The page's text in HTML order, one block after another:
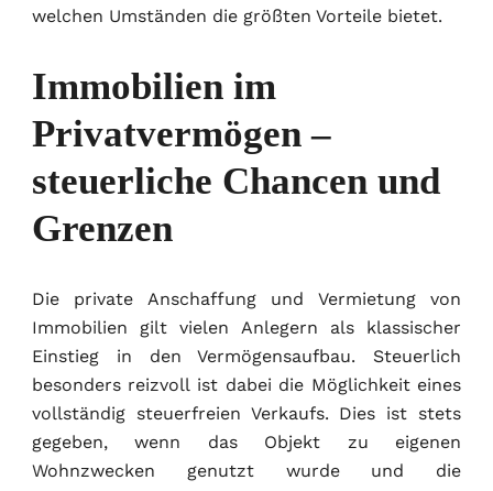
welchen Umständen die größten Vorteile bietet.
Immobilien im
Privatvermögen –
steuerliche Chancen und
Grenzen
Die private Anschaffung und Vermietung von
Immobilien gilt vielen Anlegern als klassischer
Einstieg in den Vermögensaufbau. Steuerlich
besonders reizvoll ist dabei die Möglichkeit eines
vollständig steuerfreien Verkaufs. Dies ist stets
gegeben, wenn das Objekt zu eigenen
Wohnzwecken genutzt wurde und die